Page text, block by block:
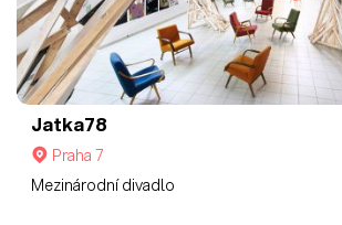
Jatka78
Praha 7
Mezinárodní divadlo